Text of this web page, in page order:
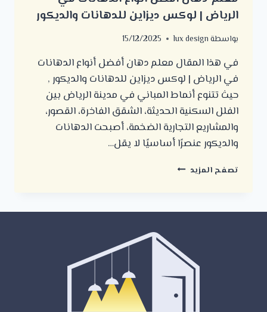
الرياض | لوكس ديزاين للدهانات والديكور
بواسطةlux design
15/12/2025
في هذا المقال معلم دهان أفضل أنواع الدهانات
في الرياض | لوكس ديزاين للدهانات والديكور ,
حيث تتنوع أنماط المباني في مدينة الرياض بين
الفلل السكنية الحديثة، الشقق الفاخرة، القصور،
والمشاريع التجارية الضخمة، أصبحت الدهانات
والديكور عنصرًا أساسيًا لا يقل…
تصفح المزيد معلم
الرياض
|
لوكس
ديزاين
للدهانات